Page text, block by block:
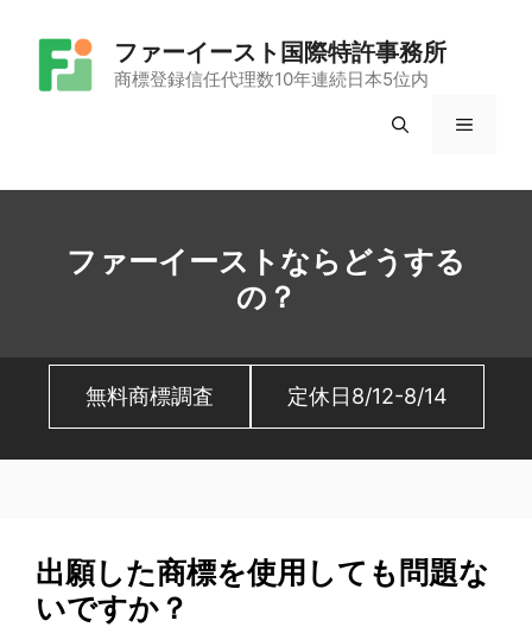
プ
ファーイースト国際特許事務所
商標登録信任代理数10年連続日本5位内
メ
ファーイーストならどうする
の？
無料商標調査 定休日8/12-8/14
出願した商標を使用しても問題な
いですか？